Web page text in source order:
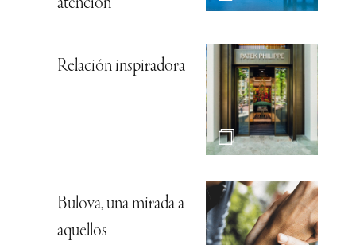
atención
Relación inspiradora
Bulova, una mirada a
aquellos